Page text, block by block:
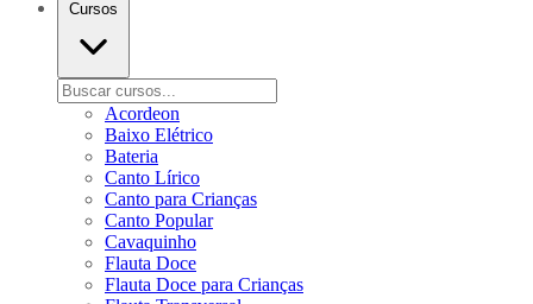
Cursos
Acordeon
Baixo Elétrico
Bateria
Canto Lírico
Canto para Crianças
Canto Popular
Cavaquinho
Flauta Doce
Flauta Doce para Crianças